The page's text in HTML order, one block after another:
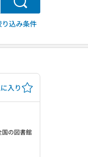
検索
り込み条件
入り
国の図書館